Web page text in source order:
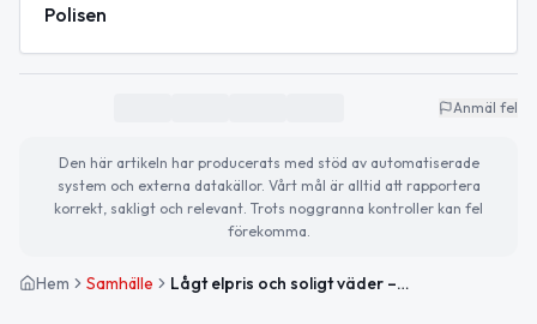
Polisen
Anmäl fel
Den här artikeln har producerats med stöd av automatiserade
system och externa datakällor. Vårt mål är alltid att rapportera
korrekt, sakligt och relevant. Trots noggranna kontroller kan fel
förekomma.
Hem Samhälle Lågt elpris och soligt väder – så ser dagen ut